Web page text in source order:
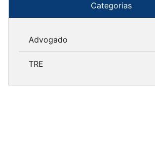
Categorias
Advogado
TRE